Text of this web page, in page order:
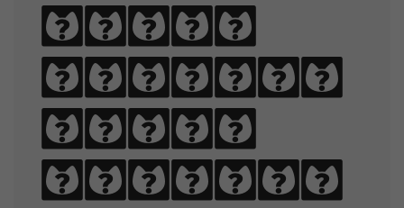
black
quartz,
judge
my vow.